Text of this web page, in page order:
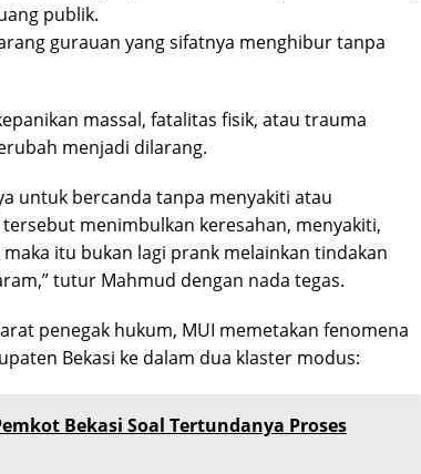
publik.
gurauan yang sifatnya menghibur tanpa
massal, fatalitas fisik, atau trauma
menjadi dilarang.
untuk bercanda tanpa menyakiti atau
menimbulkan keresahan, menyakiti,
itu bukan lagi prank melainkan tindakan
tutur Mahmud dengan nada tegas.
penegak hukum, MUI memetakan fenomena
Bekasi ke dalam dua klaster modus:
Bekasi Soal Tertundanya Proses